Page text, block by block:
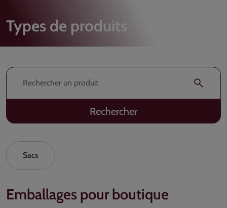
Types de produits
Rechercher
Sacs
Emballages pour boutique